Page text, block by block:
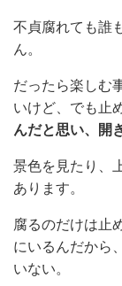
不貞腐れても誰
ん。
だったら楽しむ
いけど、でも止
んだと思い、開
景色を見たり、
あります。
腐るのだけは止
にいるんだから
いない。